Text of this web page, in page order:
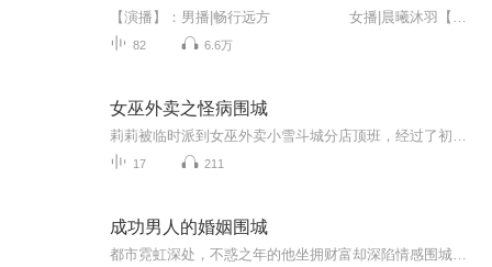
82 6.6万
女巫外卖之怪病围城
17 211
成功男人的婚姻围城